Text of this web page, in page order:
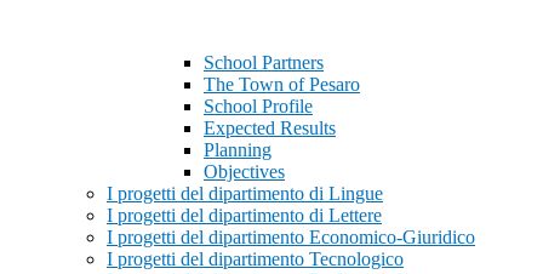
School Partners
The Town of Pesaro
School Profile
Expected Results
Planning
Objectives
I progetti del dipartimento di Lingue
I progetti del dipartimento di Lettere
I progetti del dipartimento Economico-Giuridico
I progetti del dipartimento Tecnologico